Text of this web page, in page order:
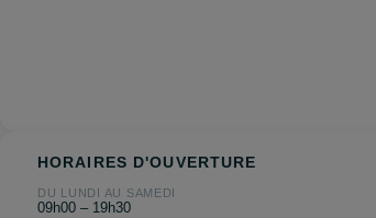
HORAIRES D'OUVERTURE
DU LUNDI AU SAMEDI
09h00 – 19h30